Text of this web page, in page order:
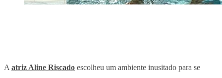
A atriz Aline Riscado escolheu um ambiente inusitado para se